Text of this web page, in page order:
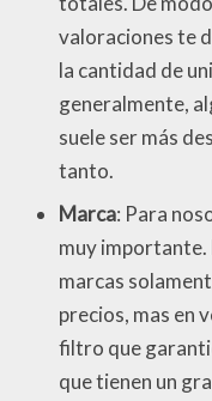
valoraciones te
la cantidad de
generalmente,
suele ser más
tanto.
Marca: Para
muy importante.
marcas
precios, mas en
filtro que
que tienen un